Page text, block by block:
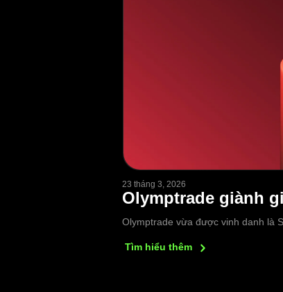
23 tháng 3, 2026
Olymptrade giành
Olymptrade vừa được vinh danh là
Tìm hiểu thêm